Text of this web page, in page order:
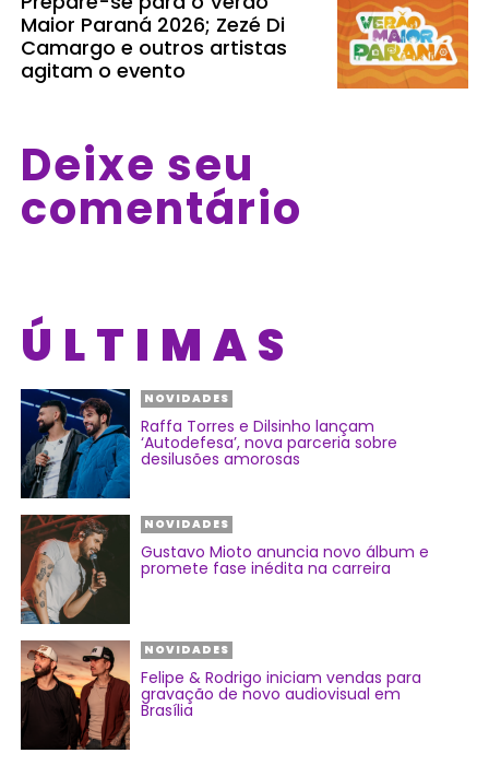
Maior Paraná 2026; Zezé Di
Camargo e outros artistas
agitam o evento
Deixe seu
comentário
ÚLTIMAS
NOVIDADES
Raffa Torres e Dilsinho lançam
‘Autodefesa’, nova parceria sobre
desilusões amorosas
NOVIDADES
Gustavo Mioto anuncia novo álbum e
promete fase inédita na carreira
NOVIDADES
Felipe & Rodrigo iniciam vendas para
gravação de novo audiovisual em
Brasília